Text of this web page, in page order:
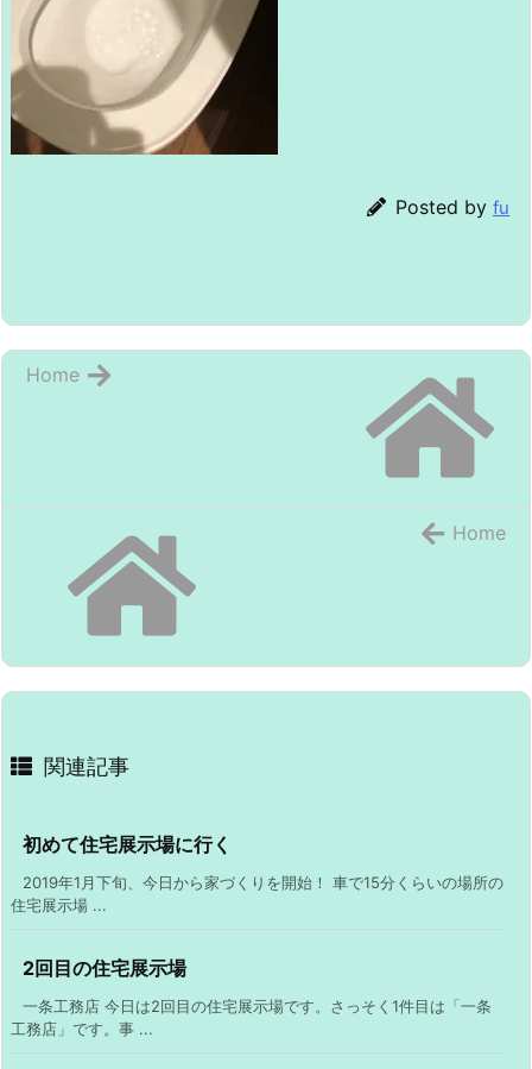
Posted by fu
Home
Home
関連記事
初めて住宅展示場に行く
2019年1月下旬、今日から家づくりを開始！ 車で15分くらいの場所の
住宅展示場 ...
2回目の住宅展示場
一条工務店 今日は2回目の住宅展示場です。さっそく1件目は「一条
工務店」です。事 ...